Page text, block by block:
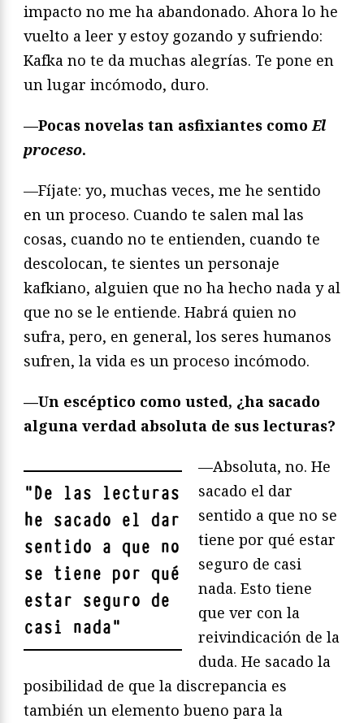
impacto no me ha abandonado. Ahora lo he
vuelto a leer y estoy gozando y sufriendo:
Kafka no te da muchas alegrías. Te pone en
un lugar incómodo, duro.
—Pocas novelas tan asfixiantes como El
proceso.
—Fíjate: yo, muchas veces, me he sentido
en un proceso. Cuando te salen mal las
cosas, cuando no te entienden, cuando te
descolocan, te sientes un personaje
kafkiano, alguien que no ha hecho nada y al
que no se le entiende. Habrá quien no
sufra, pero, en general, los seres humanos
sufren, la vida es un proceso incómodo.
—Un escéptico como usted, ¿ha sacado
alguna verdad absoluta de sus lecturas?
"De las lecturas
he sacado el dar
sentido a que no
se tiene por qué
estar seguro de
casi nada"
—Absoluta, no. He
sacado el dar
sentido a que no se
tiene por qué estar
seguro de casi
nada. Esto tiene
que ver con la
reivindicación de la
duda. He sacado la
posibilidad de que la discrepancia es
también un elemento bueno para la